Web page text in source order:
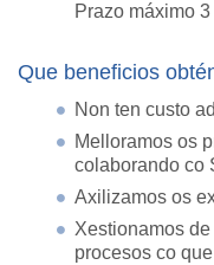
Prazo máximo
Que beneficios
Non ten custo
Melloramos os
colaborando co
Axilizamos os
Xestionamos
procesos co